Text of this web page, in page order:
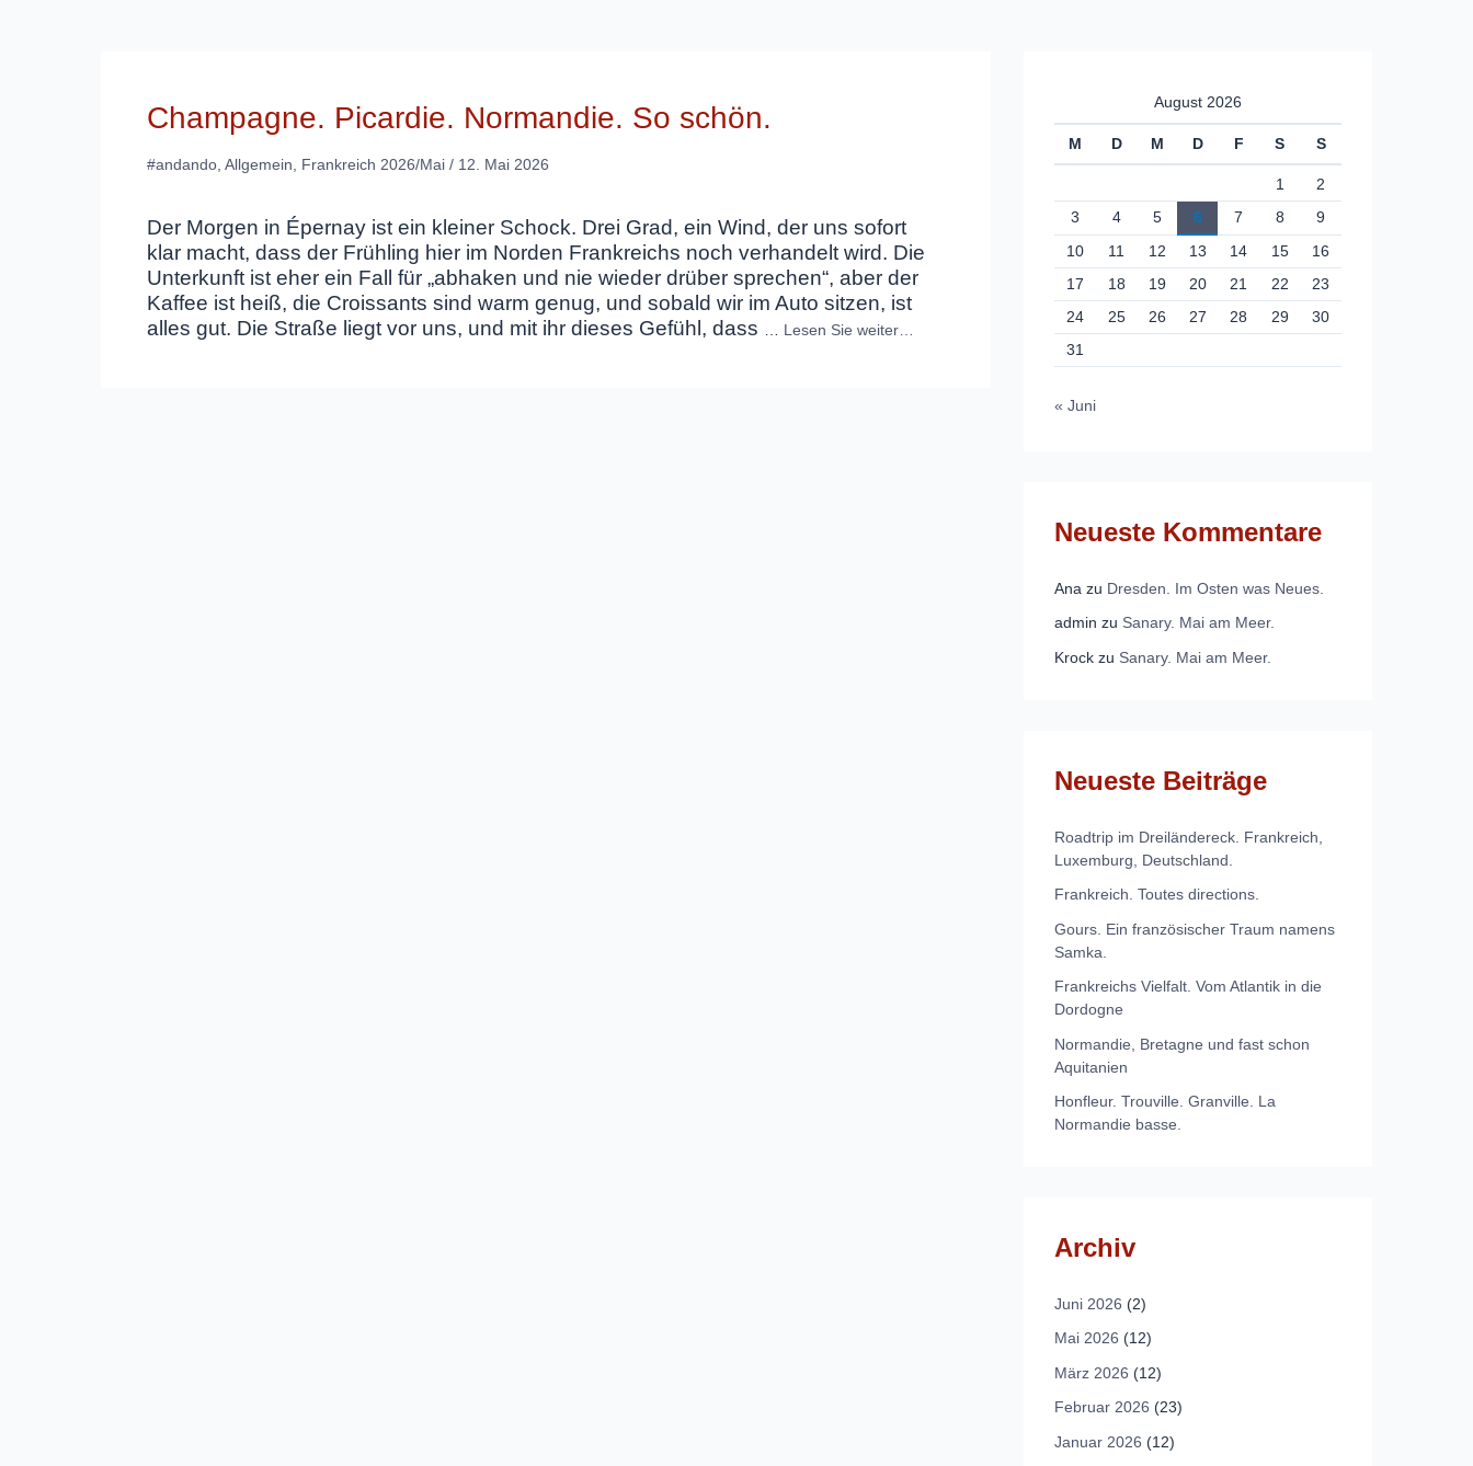
Champagne. Picardie. Normandie. So schön.
#andando Allgemein Frankreich 2026/Mai / 12. Mai 2026
Der Morgen in Épernay ist ein kleiner Schock. Drei Grad, ein Wind, der uns sofort
klar macht, dass der Frühling hier im Norden Frankreichs noch verhandelt wird. Die
Unterkunft ist eher ein Fall für „abhaken und nie wieder drüber sprechen“, aber der
Kaffee ist heiß, die Croissants sind warm genug, und sobald wir im Auto sitzen, ist
alles gut. Die Straße liegt vor uns, und mit ihr dieses Gefühl, dass
Lesen Sie weiter…
August 2026
M D M D F S S
1
2
3
4 5 6 7 8
9
10
11 12 13 14 15
16
17
18 19 20 21 22
23
24
25 26 27 28 29
30
31
« Juni
Neueste Kommentare
Ana zu Dresden. Im Osten was Neues.
admin zu Sanary. Mai am Meer.
Krock zu Sanary. Mai am Meer.
Neueste Beiträge
Roadtrip im Dreiländereck. Frankreich,
Luxemburg, Deutschland.
Frankreich. Toutes directions.
Gours. Ein französischer Traum namens
Samka.
Frankreichs Vielfalt. Vom Atlantik in die
Dordogne
Normandie, Bretagne und fast schon
Aquitanien
Honfleur. Trouville. Granville. La
Normandie basse.
Archiv
Juni 2026 (2)
Mai 2026 (12)
März 2026 (12)
Februar 2026 (23)
Januar 2026 (12)